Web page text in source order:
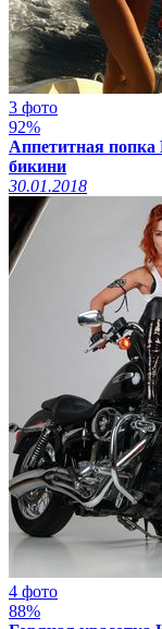
3 фото
92%
Аппетитная попка
бикини
30.01.2018
4 фото
88%